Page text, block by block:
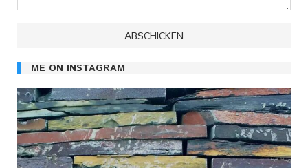
ME ON INSTAGRAM